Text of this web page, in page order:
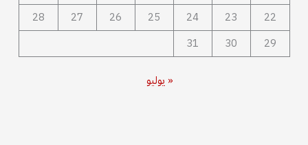
22
23
24
25
26
27
28
29
30
31
« يوليو